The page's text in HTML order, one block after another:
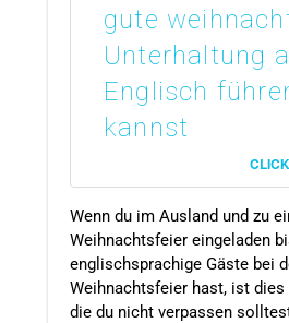
gute
Unterhaltung
Englisch
kannst
Wenn du im Ausland und zu
Weihnachtsfeier eingeladen
englischsprachige Gäste bei
Weihnachtsfeier hast, ist dies
die du nicht verpassen